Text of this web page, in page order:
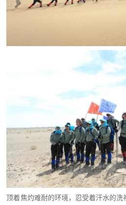
顶着焦灼难耐的环境，忍受着汗水的洗